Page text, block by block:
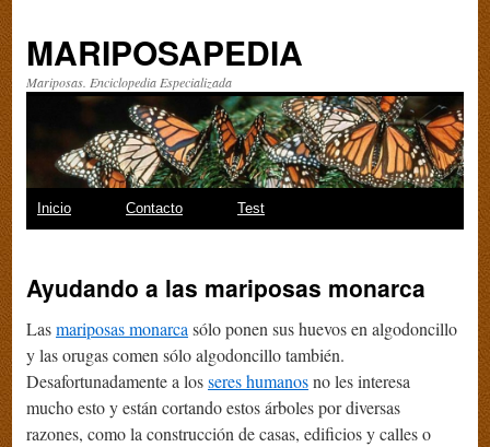
MARIPOSAPEDIA
Mariposas. Enciclopedia Especializada
Saltar
contenido
Inicio Contacto Test
Ayudando a las mariposas monarca
Lasmariposas monarcasólo ponen sus huevos en algodoncillo
y las orugas comen sólo algodoncillo también.
Desafortunadamente a losseres humanosno les interesa
mucho esto y están cortando estos árboles por diversas
razones, como la construcción de casas, edificios y calles o